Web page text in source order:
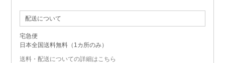
配送について
宅急便
日本全国送料無料（1カ所のみ）
送料・配送についての詳細はこちら